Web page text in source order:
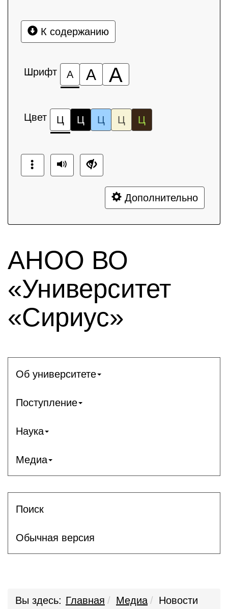
К содержанию
Шрифт А А А
Цвет Ц Ц Ц Ц Ц
Дополнительно
АНОО ВО
«Университет
«Сириус»
Об университете
Поступление
Наука
Медиа
Поиск
Обычная версия
Вы здесь: Главная Медиа Новости